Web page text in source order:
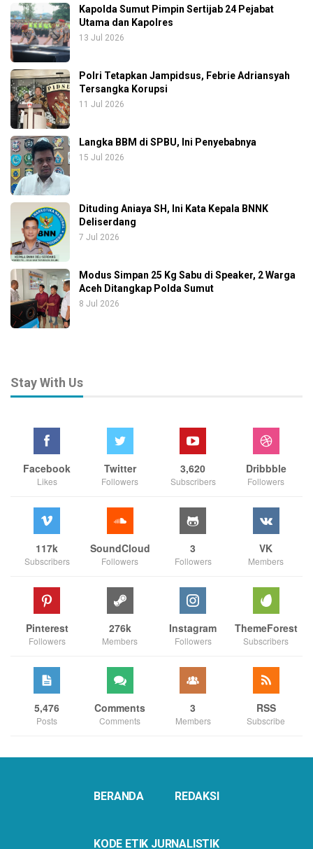
Kapolda Sumut Pimpin Sertijab 24 Pejabat
Utama dan Kapolres
13 Jul 2026
Polri Tetapkan Jampidsus, Febrie Adriansyah
Tersangka Korupsi
11 Jul 2026
Langka BBM di SPBU, Ini Penyebabnya
15 Jul 2026
Dituding Aniaya SH, Ini Kata Kepala BNNK
Deliserdang
7 Jul 2026
Modus Simpan 25 Kg Sabu di Speaker, 2 Warga
Aceh Ditangkap Polda Sumut
8 Jul 2026
Stay With Us
Facebook
Likes
Twitter
Followers
3,620
Subscribers
Dribbble
Followers
117k
Subscribers
SoundCloud
Followers
3
Followers
VK
Members
Pinterest
Followers
276k
Members
Instagram
Followers
ThemeForest
Subscribers
5,476
Posts
Comments
Comments
3
Members
RSS
Subscribe
BERANDA REDAKSI
KODE ETIK JURNALISTIK